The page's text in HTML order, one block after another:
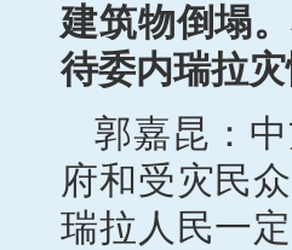
建筑物倒塌
待委内瑞拉灾
郭嘉昆：
府和受灾民
瑞拉人民一